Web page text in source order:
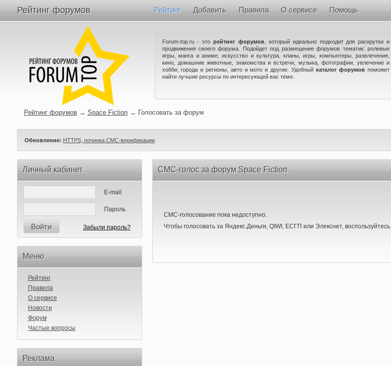
Рейтинг форумов Рейтинг Добавить Правила О сервисе Помощь
Forum-top.ru - эторейтинг форумов , который идеально подходит для раскрутки и
продвижения своего форума. Подойдет под размещение форумов тематик: ролевые
игры, манга и аниме, искусство и культура, кланы, игры, компьютеры, развлечения,
кино, домашние животные, знакомства и встречи, музыка, фотографии, увлечение и
хобби, города и регионы, авто и мото и другие. Удобный каталог форумов поможет
найти лучшие ресурсы по интересующей вас теме.
Рейтинг форумов → Space Fiction → Голосовать за форум
Обновление: HTTPS, починка СМС-верификации.
Личный кабинет
E-mail
Пароль
Войти Забыли пароль?
Меню
Рейтинг
Правила
О сервисе
Новости
Форум
Частые вопросы
Реклама
СМС-голос за форум Space Fiction
СМС-голосование пока недоступно.
Чтобы голосовать за Яндекс.Деньги, QIWI, ЕСГП или Элекснет, воспользуйтесь